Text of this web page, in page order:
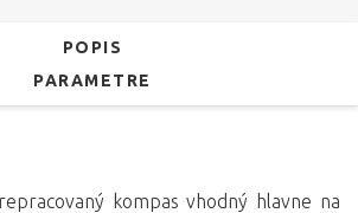
POPIS
PARAMETRE
kompas vhodný hlavne na